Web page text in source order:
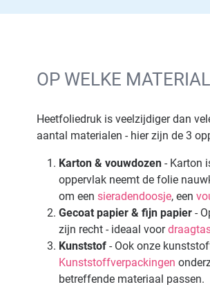
OP WELKE
Heetfoliedruk is veelzijdiger dan
aantal materialen - hier zijn de 3
Karton & vouwdozen - Karton
oppervlak neemt de folie
om een sieradendoosje, een
Gecoat papier & fijn papier -
zijn recht - ideaal voor
Kunststof - Ook onze
Kunststoffverpackingen
betreffende materiaal passen.